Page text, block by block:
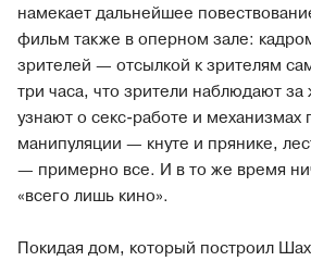
намекает дальнейшее
фильм также в оперном зале:
зрителей — отсылкой к зрителям
три часа, что зрители наблюдают
узнают о секс-работе и механизмах
манипуляции — кнуте и прянике,
— примерно все. И в то же время
«всего лишь кино».
Покидая дом, который построил